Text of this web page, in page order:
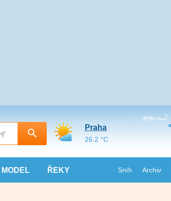
MODEL ŘEKY Sníh Archiv
Praha
26.2 °C